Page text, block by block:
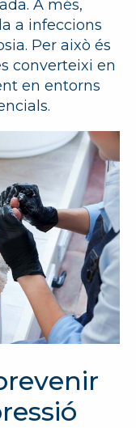
A més,
a infeccions
Per això és
converteixi en
en entorns